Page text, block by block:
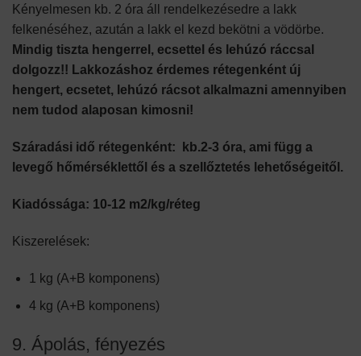
Kényelmesen kb. 2 óra áll rendelkezésedre a lakk
felkenéséhez, azután a lakk el kezd bekötni a vödörbe.
Mindig tiszta hengerrel, ecsettel és lehúzó ráccsal
dolgozz!! Lakkozáshoz érdemes rétegenként új
hengert, ecsetet, lehúzó rácsot alkalmazni amennyiben
nem tudod alaposan kimosni!
Száradási idő rétegenként: kb.2-3 óra, ami függ a
levegő hőmérséklettől és a szellőztetés lehetőségeitől.
Kiadóssága: 10-12 m2/kg/réteg
Kiszerelések:
1 kg (A+B komponens)
4 kg (A+B komponens)
9. Ápolás, fényezés